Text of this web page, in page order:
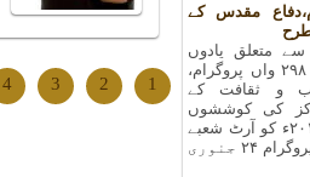
1
2
3
4
مقدس کے
متعلق یادوں
بھری رات کا ۲۹۸ واں پروگرام،
و ثقافت کے
کی کوششوں
سے، جمعرات کی شام، ۲۷ دسمبر ۲۰۱۸ء کو آرٹ شعبے
کے سورہ ہال میں منعقد ہوا ۔ اگلا پروگرام ۲۴ جنوری